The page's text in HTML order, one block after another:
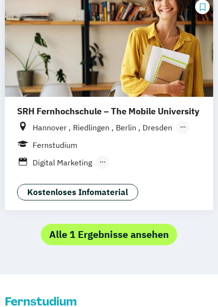
SRH Fernhochschule – The Mobile University
Hannover Riedlingen Berlin
Dresden
Düsseldorf
Mannheim Wertheim
Frankfurt am Main Hamm Zürich
Fernstudium
Digital Marketing
Global Business Administration
Master of Business Administration
Kostenloses Infomaterial
Alle 1 Ergebnisse ansehen
Fernstudium